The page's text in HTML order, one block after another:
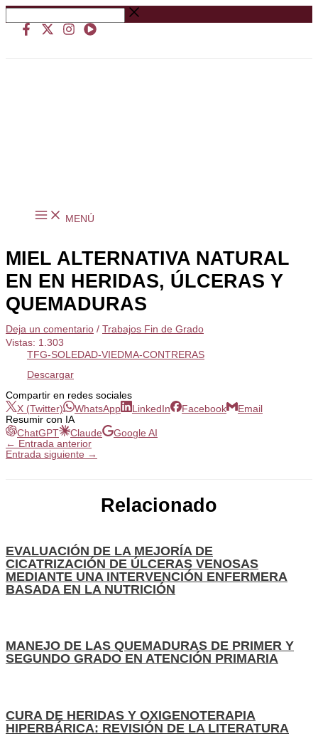
Ir
al
contenido
Buscar
…
MENÚ
MIEL ALTERNATIVA NATURAL
EN EN HERIDAS, ÚLCERAS Y
QUEMADURAS
Deja un comentario / Trabajos Fin de Grado
Vistas: 1.303
TFG-SOLEDAD-VIEDMA-CONTRERAS
Descargar
Compartir en redes sociales
X (Twitter)
WhatsApp LinkedIn Facebook
Email
Resumir con IA
ChatGPT
Claude
Google AI
← Entrada anterior
Entrada siguiente →
Relacionado
EVALUACIÓN DE LA MEJORÍA DE
CICATRIZACIÓN DE ÚLCERAS VENOSAS
MEDIANTE UNA INTERVENCIÓN ENFERMERA
BASADA EN LA NUTRICIÓN
MANEJO DE LAS QUEMADURAS DE PRIMER Y
SEGUNDO GRADO EN ATENCIÓN PRIMARIA
CURA DE HERIDAS Y OXIGENOTERAPIA
HIPERBÁRICA: REVISIÓN DE LA LITERATURA